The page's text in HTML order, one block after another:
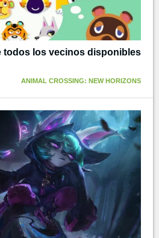
todos los vecinos disponibles
ANIMAL CROSSING: NEW HORIZONS